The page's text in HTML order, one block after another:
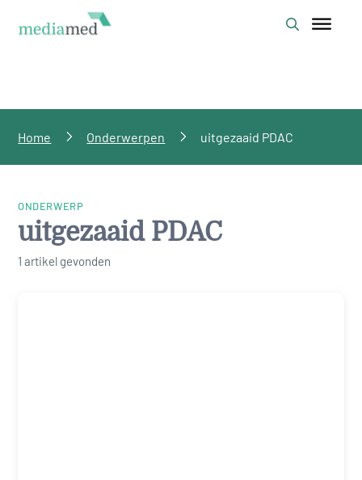
Home Onderwerpen uitgezaaid PDAC
ONDERWERP
uitgezaaid PDAC
1 artikel gevonden